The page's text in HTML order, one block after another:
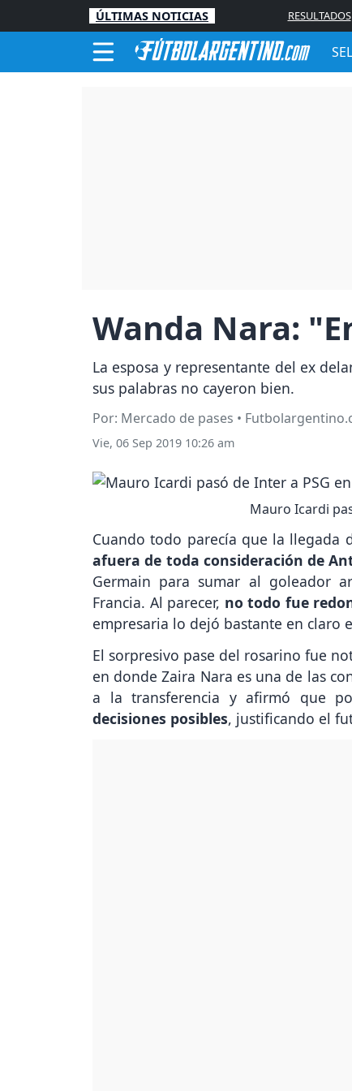
ÚLTIMAS NOTICIAS RESULTADOS
Wanda Nara:
La esposa y representante del ex
sus palabras no cayeron bien.
Por: Mercado de pases •
Vie, 06 Sep 2019 10:26 am
Mauro Icardi
Cuando todo parecía que la llegada
afuera de toda consideración de
Germain para sumar al goleador
Francia. Al parecer, no todo fue
empresaria lo dejó bastante en claro
El sorpresivo pase del rosarino fue
en donde Zaira Nara es una de las
a la transferencia y afirmó que
decisiones posibles, justificando el